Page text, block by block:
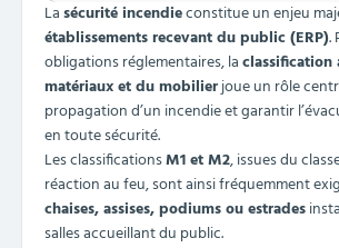
Lasécurité incendieconstitue un enjeu
établissements recevant du public (ERP).
obligations réglementaires, laclassification
matériaux et du mobilierjoue un rôle
propagation d’un incendie et garantir
en toute sécurité.
Les classificationsM1 et M2, issues du
réaction au feu, sont ainsi fréquemment
chaises, assises, podiums ou estrades
salles accueillant du public.